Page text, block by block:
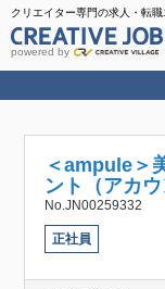
クリエイター専門の求人・転職
powered by
＜ampule＞
ント（アカ
No.JN00259332
正社員